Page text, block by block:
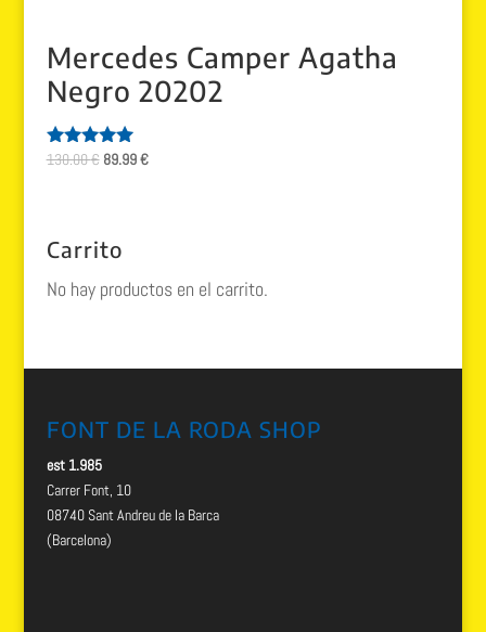
Mercedes Camper Agatha
Negro 20202
Valorado
130.00€ El
130.00 €.
89.99€El
Carrito
No hay productos en el carrito.
FONT DE LA RODA SHOP
est 1.985
Carrer Font, 10
08740 Sant Andreu de la Barca
(Barcelona)